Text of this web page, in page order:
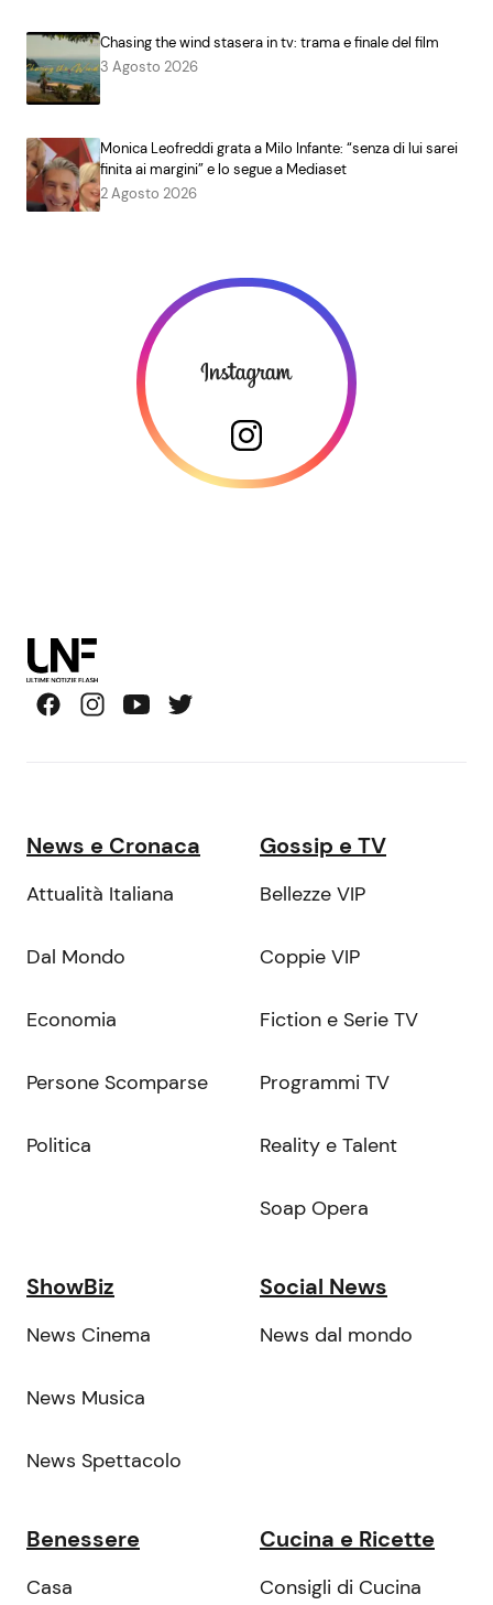
Chasing the wind stasera in tv: trama e finale del film
3 Agosto 2026
Monica Leofreddi grata a Milo Infante: “senza di lui sarei
finita ai margini” e lo segue a Mediaset
2 Agosto 2026
News e Cronaca
Attualità Italiana
Dal Mondo
Economia
Persone Scomparse
Politica
Gossip e TV
Bellezze VIP
Coppie VIP
Fiction e Serie TV
Programmi TV
Reality e Talent
Soap Opera
ShowBiz
News Cinema
News Musica
News Spettacolo
Social News
News dal mondo
Benessere
Casa
Cucina e Ricette
Consigli di Cucina